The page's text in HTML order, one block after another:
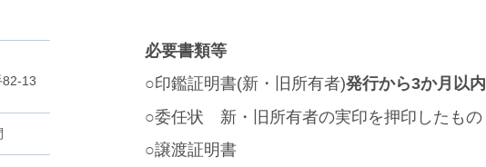
必要書類等
○印鑑証明書(新・旧所有者)発行から3か月以内
○委任状 新・旧所有者の実印を押印したもの
○譲渡証明書
82-13